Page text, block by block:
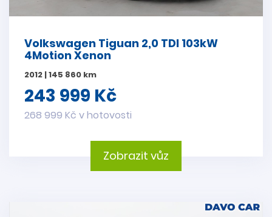
Volkswagen Tiguan 2,0 TDI 103kW
4Motion Xenon
2012 | 145 860 km
243 999 Kč
268 999 Kč v hotovosti
Zobrazit vůz